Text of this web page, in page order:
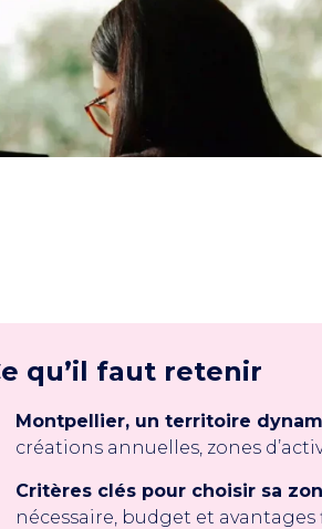
qu’il faut retenir
Montpellier, un territoire
créations annuelles, zones
Critères clés pour choisir sa
nécessaire, budget et avantages